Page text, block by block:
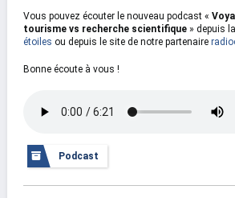
Vous pouvez écouter le nouveau podcast «
tourisme vs recherche scientifique » depuis
étoiles ou depuis le site de notre partenaire
Bonne écoute à vous !
Podcast